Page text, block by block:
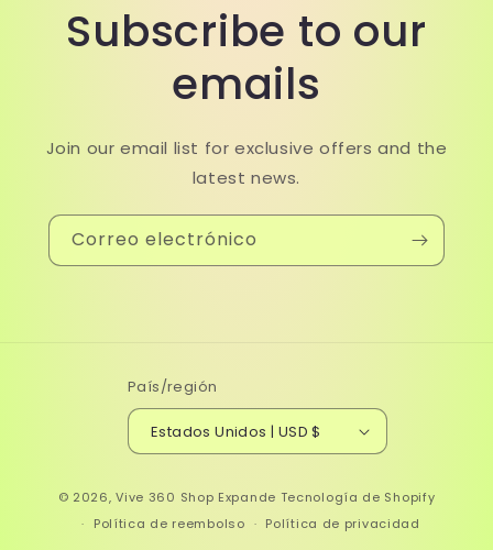
Subscribe to our
emails
Join our email list for exclusive offers and the
latest news.
Correo electrónico
País/región
Estados Unidos | USD $
© 2026,Vive 360 Shop Expande Tecnología de Shopify
Política de reembolso
Política de privacidad